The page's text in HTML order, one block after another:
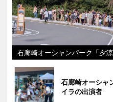
石廊崎オーシャンパーク「夕
石廊崎オーシャ
イラの出演者